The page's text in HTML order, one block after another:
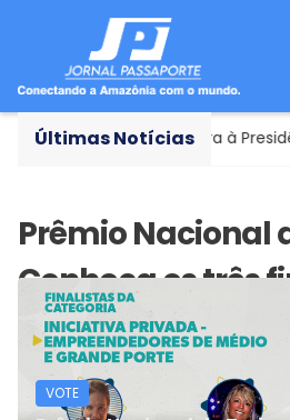
Últimas Notícias
vice em chapa pura à
VOTE